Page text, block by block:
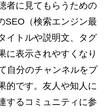
者に見てもらうための
SEO（検索エンジン最
イトルや説明文、タグ
に表示されやすくなり
自分のチャンネルをプ
的です。友人や知人に
するコミュニティに参